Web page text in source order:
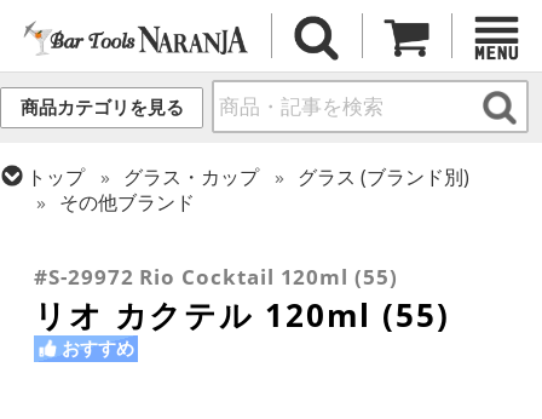
商品カテゴリを見る
トップ グラス・カップ
グラス (ブランド別)
その他ブランド
カクテルグラス (全サイズ)
#S-29972 Rio Cocktail 120ml (55)
リオ カクテル 120ml (55)
おすすめ